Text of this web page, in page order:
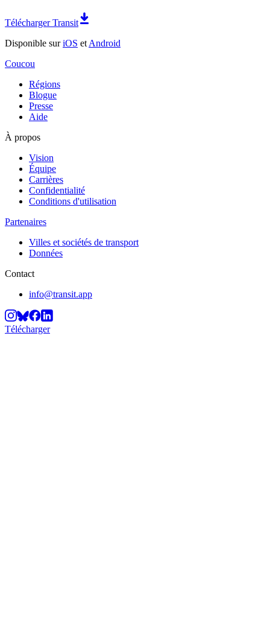
Télécharger Transit
Disponible suriOS et Android
Coucou
Régions
Blogue
Presse
Aide
À propos
Vision
Équipe
Carrières
Confidentialité
Conditions d'utilisation
Partenaires
Villes et sociétés de transport
Données
Contact
info@transit.app
Télécharger